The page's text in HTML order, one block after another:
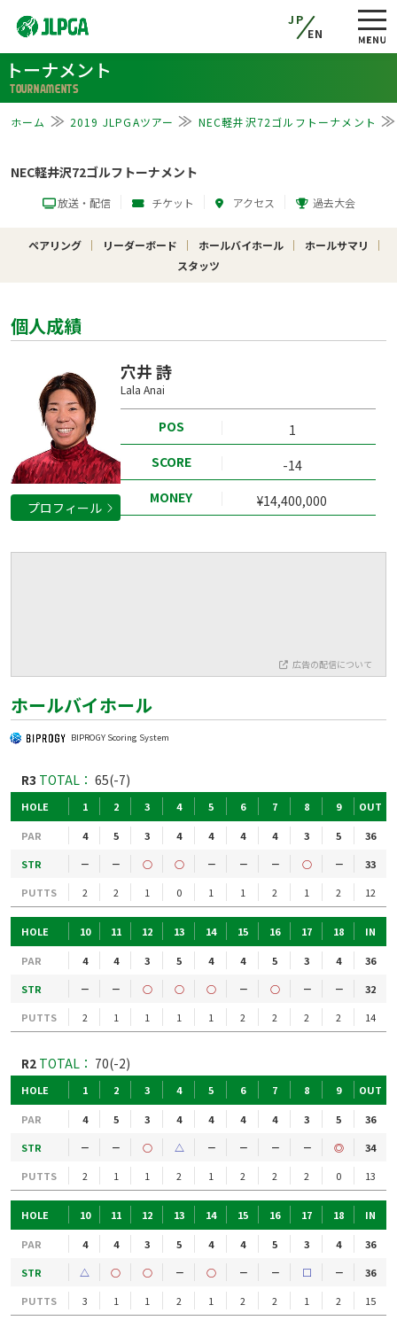
JP
EN
トーナメント
TOURNAMENTS
ホーム 2019 JLPGAツアー NEC軽井沢72ゴルフトーナメント
NEC軽井沢72ゴルフトーナメント
放送・配信 チケット アクセス 過去大会
ペアリング リーダーボード ホールバイホール
ホールサマリ
スタッツ
個人成績
プロフィール
穴井 詩
Lala Anai
POS
1
SCORE
-14
MONEY
¥14,400,000
広告の配信について
ホールバイホール
BIPROGY Scoring System
R3 TOTAL： 65(-7)
HOLE 1 2 3 4 5 6 7 8 9 OUT
PAR 4 5 3 4 4 4 4 3 5
36
STR
－ － ○ ○ － － － ○ －
33
PUTTS
2 2 1 0 1 1 2 1 2 12
HOLE 10 11 12 13 14 15 16 17 18 IN
PAR 4 4 3 5 4 4 5 3 4
36
STR
－ － ○ ○ ○ － ○ － －
32
PUTTS
2 1 1 1 1 2 2 2 2 14
R2 TOTAL： 70(-2)
HOLE 1 2 3 4 5 6 7 8 9 OUT
PAR 4 5 3 4 4 4 4 3 5
36
STR
－ － ○ △ － － － － ◎
34
PUTTS
2 1 1 2 1 2 2 2 0 13
HOLE 10 11 12 13 14 15 16 17 18 IN
PAR 4 4 3 5 4 4 5 3 4
36
STR
△ ○ ○ － ○ － － □ －
36
PUTTS
3 1 1 2 1 2 2 1 2 15